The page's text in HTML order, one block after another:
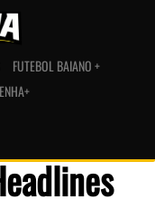
FUTEBOL BAIANO +